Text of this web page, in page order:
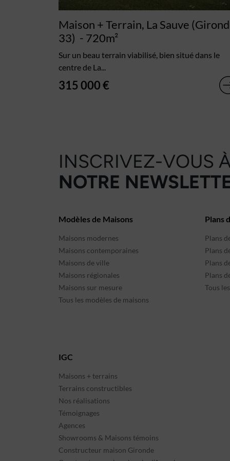
Maison + Terrain, La Sauve
33) - 720m²
Sur un beau terrain viabilisé, bien situé dans le
centre de La...
315 000 €
INSCRIVEZ-VOUS
NOTRE
Modèles de Maisons
Maisons modernes
Maisons contemporaines
Maisons de ville
Maisons régionales
Maisons sur mesure
Tous les modèles de maisons
Plans
Plans
Plans
Plans
Plans
Tous
IGC
Maisons + terrains
Terrains constructibles
Nos réalisations
Témoignages
Agences
Showrooms & Maisons témoins
Constructeur maison Gironde